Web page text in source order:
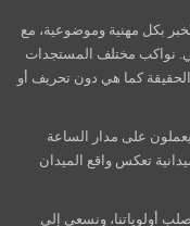
بكل مهنية وموضوعية، مع
نواكب مختلف المستجدات
كما هي دون تحريف أو
على مدار الساعة
تعكس واقع الميدان
أولوياتنا، ونسعى إلى